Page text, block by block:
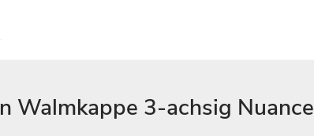
Walmkappe 3-achsig Nuance